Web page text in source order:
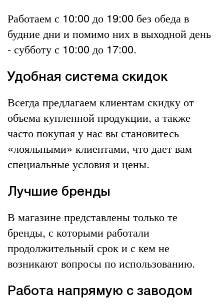
Работаем с 10:00 до 19:00 без обеда в
будние дни и помимо них в выходной день
- субботу с 10:00 до 17:00.
Удобная система скидок
Всегда предлагаем клиентам скидку от
объема купленной продукции, а также
часто покупая у нас вы становитесь
«лояльными» клиентами, что дает вам
специальные условия и цены.
Лучшие бренды
В магазине представлены только те
бренды, с которыми работали
продолжительный срок и с кем не
возникают вопросы по использованию.
Работа напрямую с заводом